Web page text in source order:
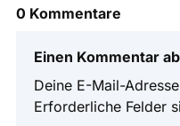
0 Kommentare
Einen Kommentar
Deine E-Mail-
Erforderliche Felder